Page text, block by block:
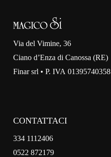
Via del Vimine, 36
Ciano d’Enza di Canossa (RE)
Finar srl • P. IVA 01395740358
CONTATTACI
334 1112406
0522 872179